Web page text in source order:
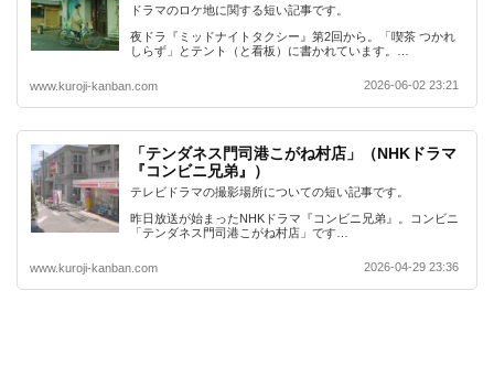
ドラマのロケ地に関する短い記事です。
夜ドラ『ミッドナイトタクシー』第2回から。「喫茶 つかれ
しらず」とテント（と看板）に書かれています。…
www.kuroji-kanban.com 2026-06-02 23:21
「テンダネス門司港こがね村店」（NHKドラマ
『コンビニ兄弟』）
テレビドラマの撮影場所についての短い記事です。
昨日放送が始まったNHKドラマ『コンビニ兄弟』。コンビニ
「テンダネス門司港こがね村店」です…
www.kuroji-kanban.com 2026-04-29 23:36